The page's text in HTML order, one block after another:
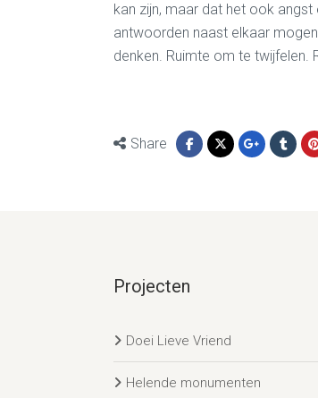
kan zijn, maar dat het ook
antwoorden naast elkaar
denken. Ruimte om te twijfelen.
Share
Projecten
Doei Lieve Vriend
Helende monumenten